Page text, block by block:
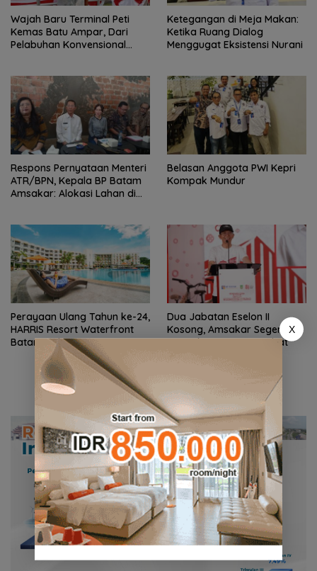
Wajah Baru Terminal Peti
Kemas Batu Ampar, Dari
Pelabuhan Konvensional
Ketegangan di Meja Makan:
Ketika Ruang Dialog
Menggugat Eksistensi Nurani
Respons Pernyataan Menteri
ATR/BPN, Kepala BP Batam
Amsakar: Alokasi Lahan di
Belasan Anggota PWI Kepri
Kompak Mundur
Perayaan Ulang Tahun ke-24,
HARRIS Resort Waterfront
Batam Gelar Giveaway
Spesial dan Diskon Menginap
24 Persen
Dua Jabatan Eselon II
Kosong, Amsakar Segera
Umumkan Mutasi Pejabat
X